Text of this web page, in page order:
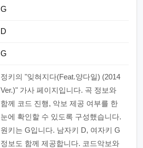
G
D
G
정키의 "잊혀지다(Feat.양다일) (2014
Ver.)" 가사 페이지입니다. 곡 정보와
함께 코드 진행, 악보 제공 여부를 한
눈에 확인할 수 있도록 구성했습니다.
원키는 G입니다. 남자키 D, 여자키 G
정보도 함께 제공합니다. 코드악보와